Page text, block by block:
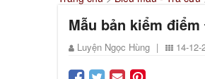
Mẫu bản kiểm
Luyện Ngọc Hùng | 14-12-